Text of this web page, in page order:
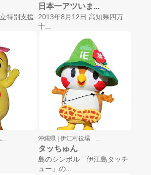
特別支援
日本一アツいま...
2013年8月12日 高知県四万
十...
沖縄県 | 伊江村役場 ...
タッちゅん
島のシンボル「伊江島タッチ
ュー」の...